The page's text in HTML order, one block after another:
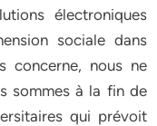
électroniques
sociale dans
concerne, nous ne
sommes à la fin de
qui prévoit